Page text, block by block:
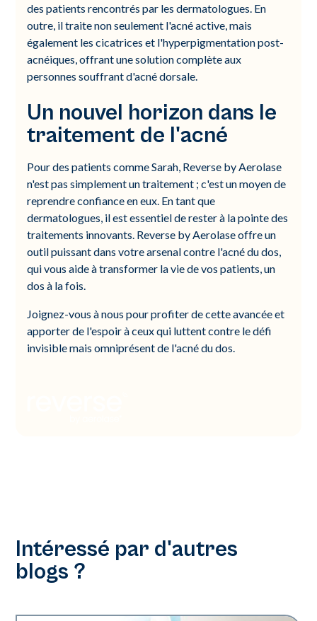
des patients rencontrés par les dermatologues. En
outre, il traite non seulement l'acné active, mais
également les cicatrices et l'hyperpigmentation post-
acnéiques, offrant une solution complète aux
personnes souffrant d'acné dorsale.
Un nouvel horizon dans le
traitement de l'acné
Pour des patients comme Sarah, Reverse by Aerolase
n'est pas simplement un traitement ; c'est un moyen de
reprendre confiance en eux. En tant que
dermatologues, il est essentiel de rester à la pointe des
traitements innovants. Reverse by Aerolase offre un
outil puissant dans votre arsenal contre l'acné du dos,
qui vous aide à transformer la vie de vos patients, un
dos à la fois.
Joignez-vous à nous pour profiter de cette avancée et
apporter de l'espoir à ceux qui luttent contre le défi
invisible mais omniprésent de l'acné du dos.
Intéressé par d'autres
blogs ?